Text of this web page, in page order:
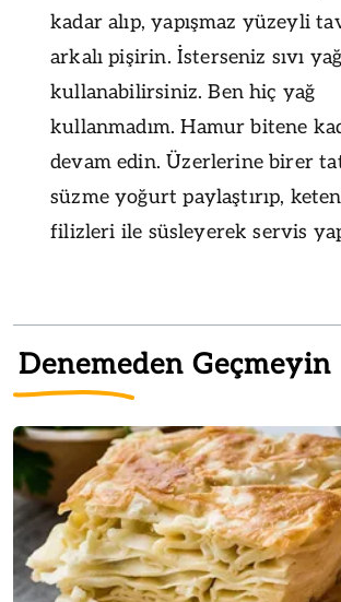
kadar alıp, yapışmaz yüzeyli
arkalı pişirin. İsterseniz sıvı yağ
kullanabilirsiniz. Ben hiç yağ
kullanmadım. Hamur bitene
devam edin. Üzerlerine birer
süzme yoğurt paylaştırıp,
filizleri ile süsleyerek servis
Denemeden Geçmeyin